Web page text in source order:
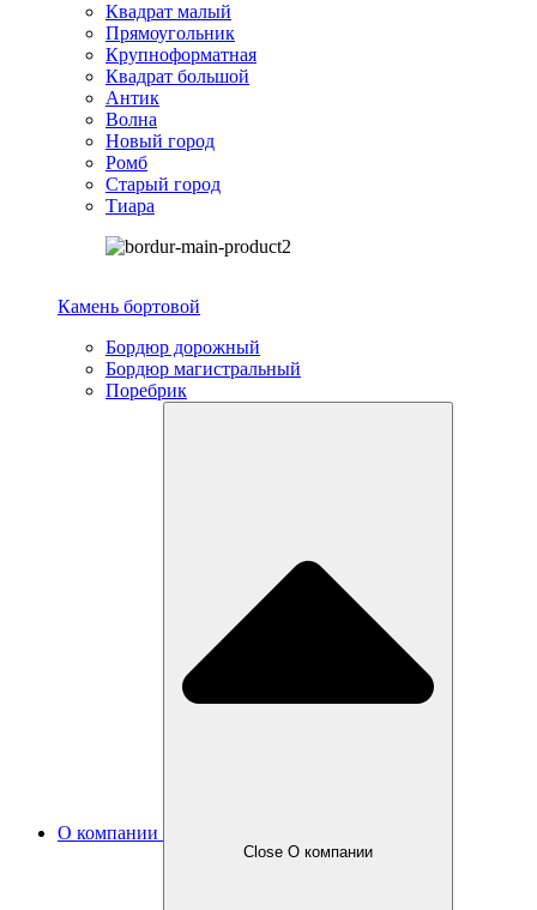
Квадрат малый
Прямоугольник
Крупноформатная
Квадрат большой
Антик
Волна
Новый город
Ромб
Старый город
Тиара
Камень бортовой
Бордюр дорожный
Бордюр магистральный
Поребрик
О компании
Close О компании